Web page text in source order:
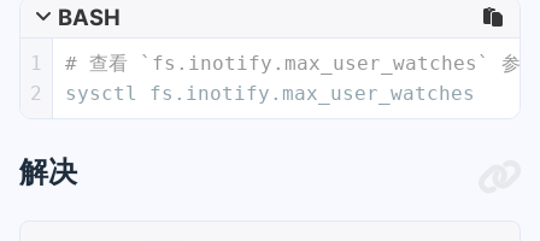
BASH
1
2
# 查看 `fs.inotify.max_user_watches` 参数
sysctl fs.inotify.max_user_watches
解决